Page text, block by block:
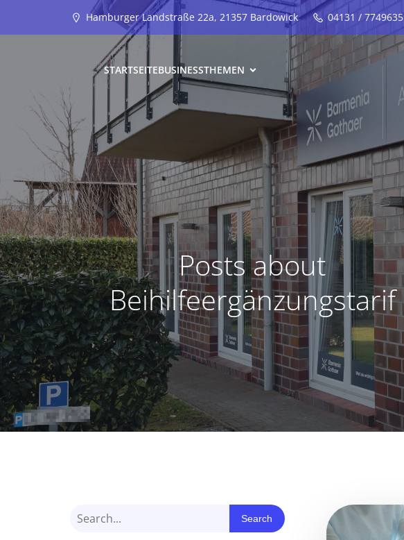
Hamburger Landstraße 22a, 21357 Bardowick 04131 / 7749635
STARTSEITEBUSINESSTHEMEN
Posts about
Beihilfeergänzungstarif
Search